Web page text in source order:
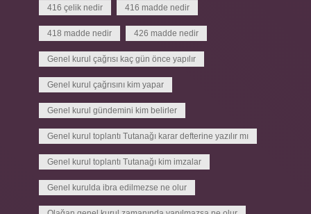
416 çelik nedir 416 madde nedir
418 madde nedir 426 madde nedir
Genel kurul çağrısı kaç gün önce yapılır
Genel kurul çağrısını kim yapar
Genel kurul gündemini kim belirler
Genel kurul toplantı Tutanağı karar defterine yazılır mı
Genel kurul toplantı Tutanağı kim imzalar
Genel kurulda ibra edilmezse ne olur